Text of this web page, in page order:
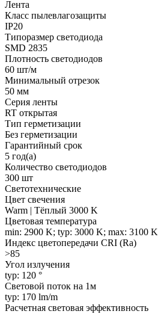
Лента
Класс пылевлагозащиты
IP20
Типоразмер светодиода
SMD 2835
Плотность светодиодов
60 шт/м
Минимальный отрезок
50 мм
Серия ленты
RT открытая
Тип герметизации
Без герметизации
Гарантийный срок
5 год(а)
Количество светодиодов
300 шт
Светотехнические
Цвет свечения
Warm | Тёплый 3000 K
Цветовая температура
min: 2900 K; typ: 3000 K; max: 3100 K
Индекс цветопередачи CRI (Ra)
>85
Угол излучения
typ: 120 °
Световой поток на 1м
typ: 170 lm/m
Расчетная световая эффективность